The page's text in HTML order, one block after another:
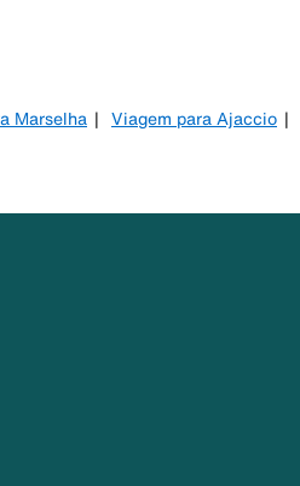
Marselha Viagem para Ajaccio